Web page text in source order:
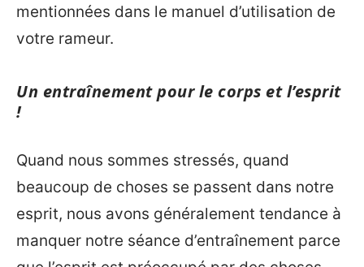
mentionnées dans le manuel d’utilisation de
votre rameur.
Un entraînement pour le corps et l’esprit
!
Quand nous sommes stressés, quand
beaucoup de choses se passent dans notre
esprit, nous avons généralement tendance à
manquer notre séance d’entraînement parce